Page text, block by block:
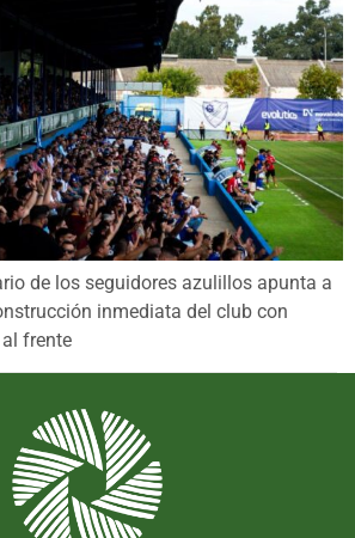
de los seguidores azulillos apunta a
inmediata del club con
frente